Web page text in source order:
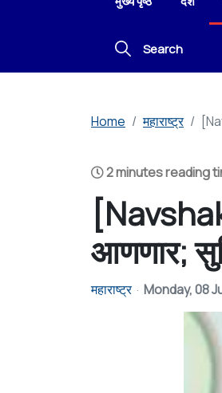
Search
Home महाराष्ट्र
2 minutes reading
आणणार;
महाराष्ट्र Monday, 08